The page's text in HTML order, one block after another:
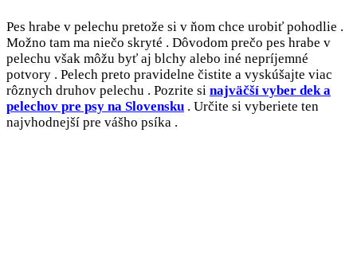
Pes hrabe v pelechu pretože si v ňom chce urobiť pohodlie .
Možno tam ma niečo skryté . Dôvodom prečo pes hrabe v
pelechu však môžu byť aj blchy alebo iné nepríjemné
potvory . Pelech preto pravidelne čistite a vyskúšajte viac
rôznych druhov pelechu . Pozrite si najväčší vyber dek a
pelechov pre psy na Slovensku . Určite si vyberiete ten
najvhodnejší pre vášho psíka .